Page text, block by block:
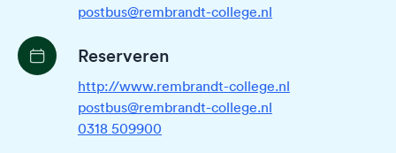
postbus@rembrandt-college.nl
Reserveren
http://www.rembrandt-college.nl
postbus@rembrandt-college.nl
0318 509900